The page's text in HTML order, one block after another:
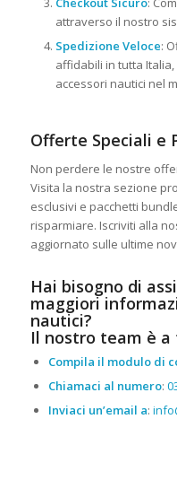
attraverso il nostro
Spedizione Veloce:
affidabili in tutta
accessori nautici nel
Offerte Speciali e
Non perdere le nostre
Visita la nostra sezione
esclusivi e pacchetti
risparmiare. Iscriviti alla
aggiornato sulle ultime
Hai bisogno di
maggiori
nautici?
Il nostro team è a
Compila il modulo di
Chiamaci al numero:
Inviaci un’email a: